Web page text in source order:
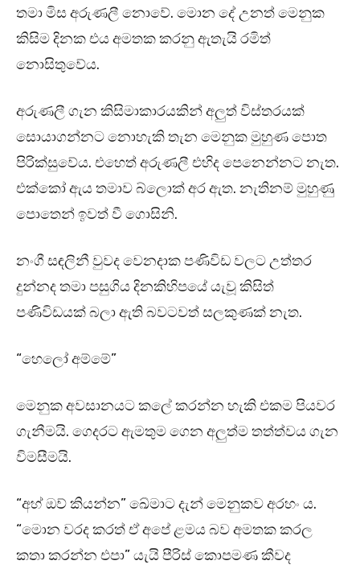
තමා මිස අරුණලී නොවේ. මොන දේ උනත් මෙනුක
කිසිම දිනක එය අමතක කරනු ඇතැයි රමිත්
නොසිතුවේය.
අරුණලී ගැන කිසිමාකාරයකින් අලුත් විස්තරයක්
සොයාගන්නට නොහැකි තැන මෙනුක මුහුණ පොත
පිරික්සුවේය. එහෙත් අරුණලී එහිද පෙනෙන්නට නැත.
එක්කෝ ඇය තමාව බ්ලොක් අර ඇත. නැතිනම් මුහුණු
පොතෙන් ඉවත් වී ගොසිනි.
නංගී සඳලිනී වුවද වෙනදාක පණිවිඩ වලට උත්තර
දුන්නද තමා පසුගිය දිනකිහිපයේ යැවූ කිසිත්
පණිවිඩයක් බලා ඇති බවටවත් සලකුණක් නැත.
“හෙලෝ අම්මේ”
මෙනුක අවසානයට කලේ කරන්න හැකි එකම පියවර
ගැනීමයි. ගෙදරට ඇමතුම ගෙන අලුත්ම තත්ත්වය ගැන
විමසීමයි.
“අහ් ඔව් කියන්න” ඛේමාට දැන් මෙනුකව අරහං ය.
“මොන වරද කරත් ඒ අපේ ළමය බව අමතක කරල
කතා කරන්න එපා” යැයි පීරිස් කොපමණ කීවද